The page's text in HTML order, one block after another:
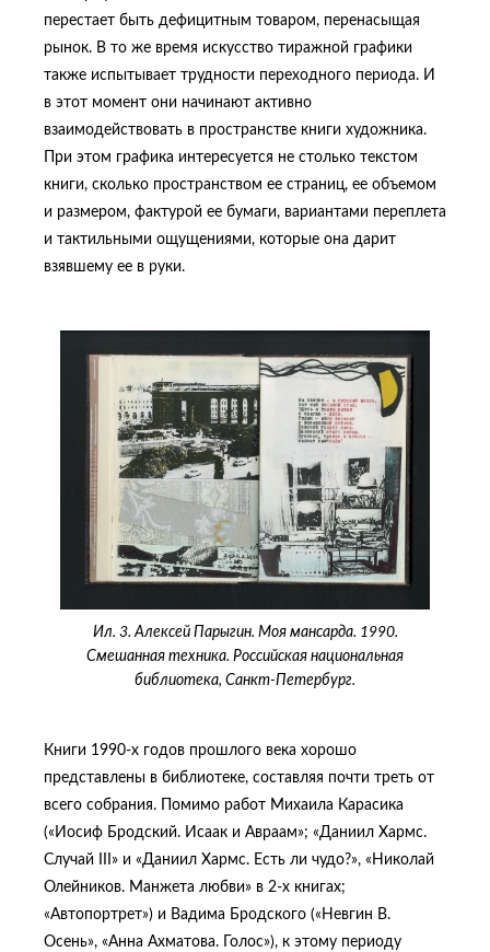
перестает быть дефицитным товаром, перенасыщая
рынок. В то же время искусство тиражной графики
также испытывает трудности переходного периода. И
в этот момент они начинают активно
взаимодействовать в пространстве книги художника.
При этом графика интересуется не столько текстом
книги, сколько пространством ее страниц, ее объемом
и размером, фактурой ее бумаги, вариантами переплета
и тактильными ощущениями, которые она дарит
взявшему ее в руки.
Ил. 3. Алексей Парыгин. Моя мансарда. 1990.
Смешанная техника. Российская национальная
библиотека, Санкт-Петербург.
Книги 1990-х годов прошлого века хорошо
представлены в библиотеке, составляя почти треть от
всего собрания. Помимо работ Михаила Карасика
(«Иосиф Бродский. Исаак и Авраам»; «Даниил Хармс.
Случай III» и «Даниил Хармс. Есть ли чудо?», «Николай
Олейников. Манжета любви» в 2-х книгах;
«Автопортрет») и Вадима Бродского («Невгин В.
Осень», «Анна Ахматова. Голос»), к этому периоду